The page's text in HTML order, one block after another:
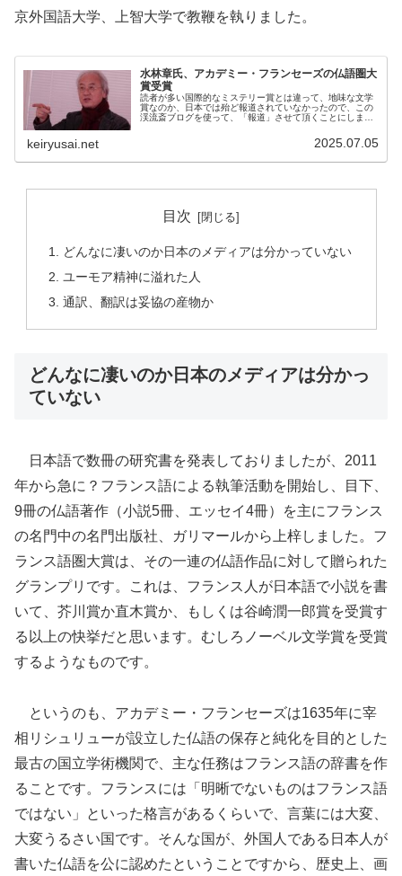
京外国語大学、上智大学で教鞭を執りました。
水林章氏、アカデミー・フランセーズの仏語圏大
賞受賞
読者が多い国際的なミステリー賞とは違って、地味な文学
賞なのか、日本では殆ど報道されていなかったので、この
渓流斎ブログを使って、「報道」させて頂くことにしまし
keiryusai.net 2025.07.05
目次
どんなに凄いのか日本のメディアは分かっていない
ユーモア精神に溢れた人
通訳、翻訳は妥協の産物か
どんなに凄いのか日本のメディアは分かっ
ていない
日本語で数冊の研究書を発表しておりましたが、2011
年から急に？フランス語による執筆活動を開始し、目下、
9冊の仏語著作（小説5冊、エッセイ4冊）を主にフランス
の名門中の名門出版社、ガリマールから上梓しました。フ
ランス語圏大賞は、その一連の仏語作品に対して贈られた
グランプリです。これは、フランス人が日本語で小説を書
いて、芥川賞か直木賞か、もしくは谷崎潤一郎賞を受賞す
る以上の快挙だと思います。むしろノーベル文学賞を受賞
するようなものです。
というのも、アカデミー・フランセーズは1635年に宰
相リシュリューが設立した仏語の保存と純化を目的とした
最古の国立学術機関で、主な任務はフランス語の辞書を作
ることです。フランスには「明晰でないものはフランス語
ではない」といった格言があるくらいで、言葉には大変、
大変うるさい国です。そんな国が、外国人である日本人が
書いた仏語を公に認めたということですから、歴史上、画